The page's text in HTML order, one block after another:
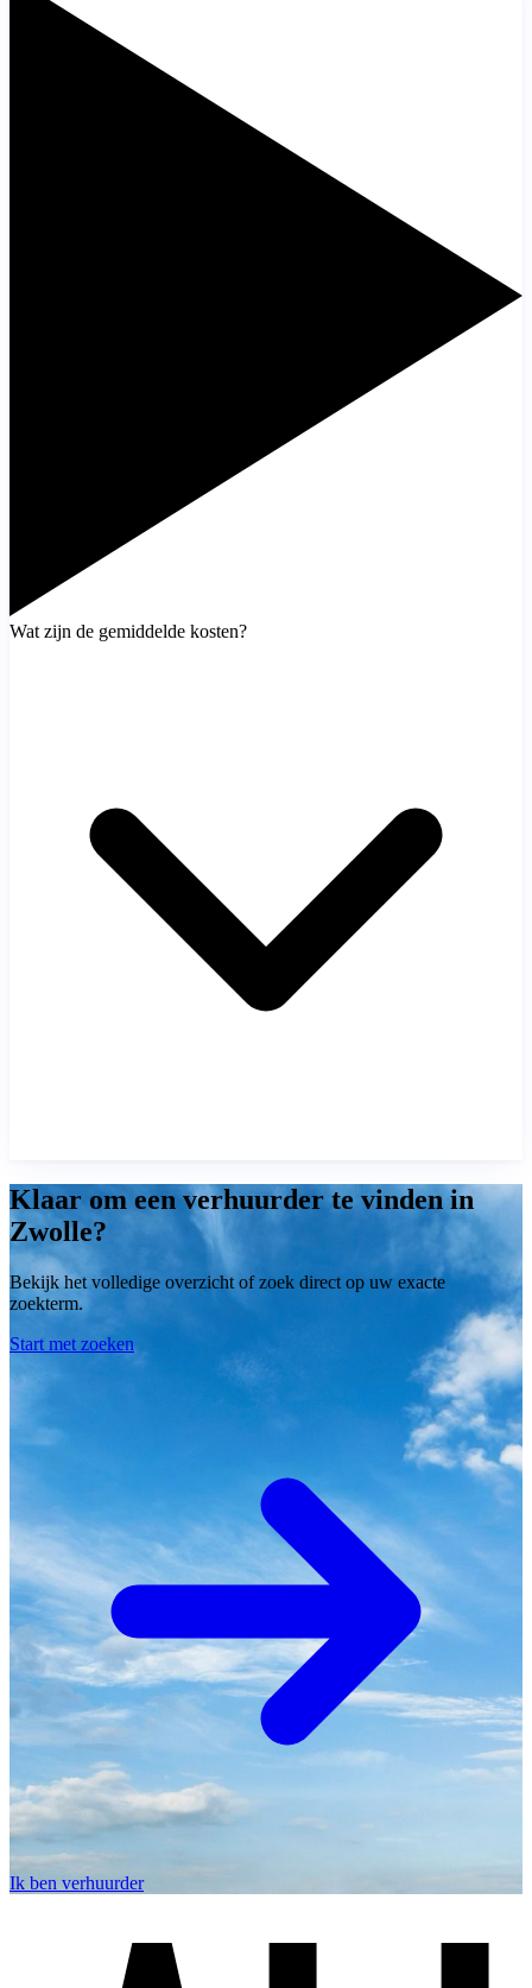
Wat zijn de gemiddelde kosten?
Klaar om een verhuurder te vinden in
Zwolle?
Bekijk het volledige overzicht of zoek direct op uw exacte
zoekterm.
Start met zoeken
Ik ben verhuurder